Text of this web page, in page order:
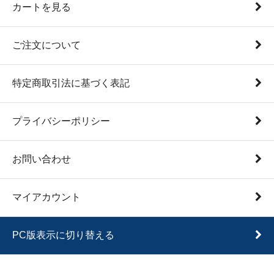
カートを見る
ご注文について
特定商取引法に基づく表記
プライバシーポリシー
お問い合わせ
マイアカウント
PC版表示に切り替える